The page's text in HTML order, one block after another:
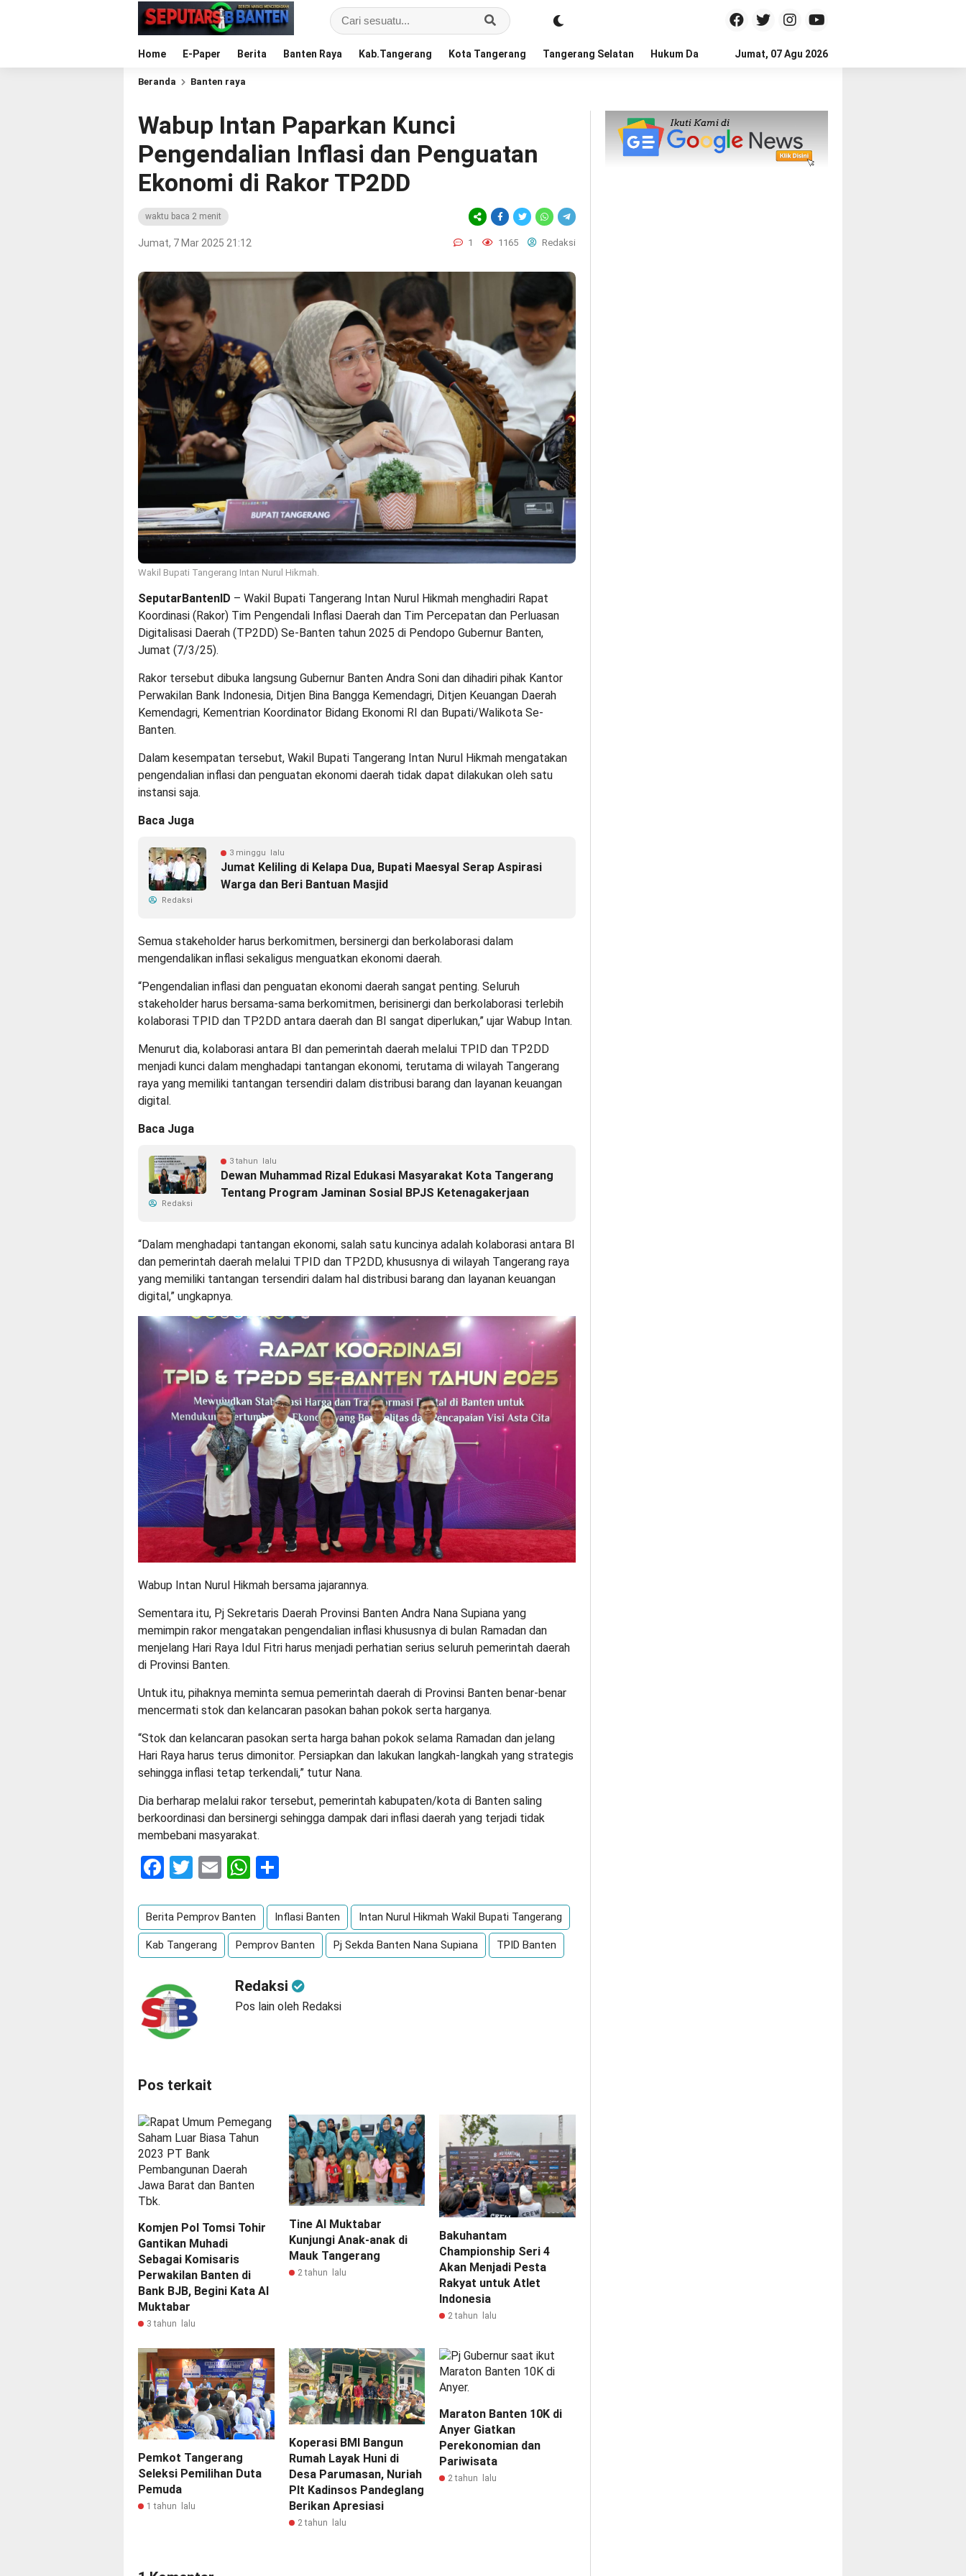
Home E-Paper Berita Banten Raya Kab.Tangerang Kota Tangerang Tangerang Selatan Hukum Dan Kriminal Politik Pendidikan
Jumat, 07 Agu 2026
Beranda Banten raya
Wabup Intan Paparkan Kunci
Pengendalian Inflasi dan Penguatan
Ekonomi di Rakor TP2DD
waktu baca 2 menit
Jumat, 7 Mar 2025 21:12 1 1165 Redaksi
Wakil Bupati Tangerang Intan Nurul Hikmah.
SeputarBantenID – Wakil Bupati Tangerang Intan Nurul Hikmah menghadiri Rapat
Koordinasi (Rakor) Tim Pengendali Inflasi Daerah dan Tim Percepatan dan Perluasan
Digitalisasi Daerah (TP2DD) Se-Banten tahun 2025 di Pendopo Gubernur Banten,
Jumat (7/3/25).
Rakor tersebut dibuka langsung Gubernur Banten Andra Soni dan dihadiri pihak Kantor
Perwakilan Bank Indonesia, Ditjen Bina Bangga Kemendagri, Ditjen Keuangan Daerah
Kemendagri, Kementrian Koordinator Bidang Ekonomi RI dan Bupati/Walikota Se-
Banten.
Dalam kesempatan tersebut, Wakil Bupati Tangerang Intan Nurul Hikmah mengatakan
pengendalian inflasi dan penguatan ekonomi daerah tidak dapat dilakukan oleh satu
instansi saja.
Baca Juga
3 minggu lalu
Jumat Keliling di Kelapa Dua, Bupati Maesyal Serap Aspirasi
Warga dan Beri Bantuan Masjid
Redaksi
Semua stakeholder harus berkomitmen, bersinergi dan berkolaborasi dalam
mengendalikan inflasi sekaligus menguatkan ekonomi daerah.
“Pengendalian inflasi dan penguatan ekonomi daerah sangat penting. Seluruh
stakeholder harus bersama-sama berkomitmen, berisinergi dan berkolaborasi terlebih
kolaborasi TPID dan TP2DD antara daerah dan BI sangat diperlukan,” ujar Wabup Intan.
Menurut dia, kolaborasi antara BI dan pemerintah daerah melalui TPID dan TP2DD
menjadi kunci dalam menghadapi tantangan ekonomi, terutama di wilayah Tangerang
raya yang memiliki tantangan tersendiri dalam distribusi barang dan layanan keuangan
digital.
Baca Juga
3 tahun lalu
Dewan Muhammad Rizal Edukasi Masyarakat Kota Tangerang
Tentang Program Jaminan Sosial BPJS Ketenagakerjaan
Redaksi
“Dalam menghadapi tantangan ekonomi, salah satu kuncinya adalah kolaborasi antara BI
dan pemerintah daerah melalui TPID dan TP2DD, khususnya di wilayah Tangerang raya
yang memiliki tantangan tersendiri dalam hal distribusi barang dan layanan keuangan
digital,” ungkapnya.
Wabup Intan Nurul Hikmah bersama jajarannya.
Sementara itu, Pj Sekretaris Daerah Provinsi Banten Andra Nana Supiana yang
memimpin rakor mengatakan pengendalian inflasi khususnya di bulan Ramadan dan
menjelang Hari Raya Idul Fitri harus menjadi perhatian serius seluruh pemerintah daerah
di Provinsi Banten.
Untuk itu, pihaknya meminta semua pemerintah daerah di Provinsi Banten benar-benar
mencermati stok dan kelancaran pasokan bahan pokok serta harganya.
“Stok dan kelancaran pasokan serta harga bahan pokok selama Ramadan dan jelang
Hari Raya harus terus dimonitor. Persiapkan dan lakukan langkah-langkah yang strategis
sehingga inflasi tetap terkendali,” tutur Nana.
Dia berharap melalui rakor tersebut, pemerintah kabupaten/kota di Banten saling
berkoordinasi dan bersinergi sehingga dampak dari inflasi daerah yang terjadi tidak
membebani masyarakat.
Facebook
Twitter
EmailWhatsApp
Berita Pemprov Banten Inflasi Banten Intan Nurul Hikmah Wakil Bupati Tangerang
Kab Tangerang Pemprov Banten Pj Sekda Banten Nana Supiana TPID Banten
Redaksi
Pos lain oleh Redaksi
Pos terkait
Komjen Pol Tomsi Tohir
Gantikan Muhadi
Sebagai Komisaris
Perwakilan Banten di
Bank BJB, Begini Kata Al
Muktabar
3 tahun lalu
Tine Al Muktabar
Kunjungi Anak-anak di
Mauk Tangerang
2 tahun lalu
Bakuhantam
Championship Seri 4
Akan Menjadi Pesta
Rakyat untuk Atlet
Indonesia
2 tahun lalu
Pemkot Tangerang
Seleksi Pemilihan Duta
Pemuda
1 tahun lalu
Koperasi BMI Bangun
Rumah Layak Huni di
Desa Parumasan, Nuriah
Plt Kadinsos Pandeglang
Berikan Apresiasi
2 tahun lalu
Maraton Banten 10K di
Anyer Giatkan
Perekonomian dan
Pariwisata
2 tahun lalu